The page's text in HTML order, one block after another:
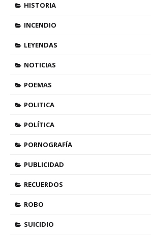
HISTORIA
INCENDIO
LEYENDAS
NOTICIAS
POEMAS
POLITICA
POLÍTICA
PORNOGRAFÍA
PUBLICIDAD
RECUERDOS
ROBO
SUICIDIO